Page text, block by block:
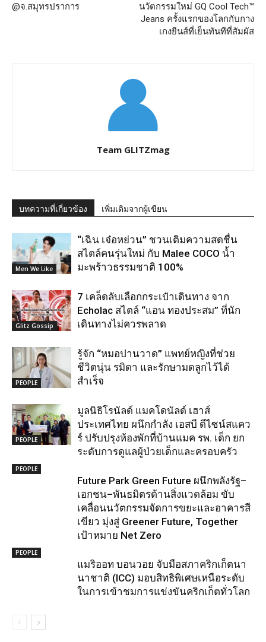
@จ.สมุทรปราการ
นวัตกรรมใหม่ GQ Cool Tech™
Jeans ครั้งแรกของโลกกับกาง
เกงยีนส์ที่เย็นทันทีที่สัมผัส
Team GLITZmag
บทความที่เกี่ยวข้อง เพิ่มเติมจากผู้เขียน
Men We Like
“เฉิน เจ๋อหย่วน” ชวนเติมความสดชื่น
สไตล์คนรุ่นใหม่ กับ Malee COCO น้ำ
มะพร้าวธรรมชาติ 100%
Glitz Gossip
7 เคล็ดลับเลือกกระเป๋าเดินทาง จาก
Echolac สไตล์ “แอน ทองประสม” ที่นัก
เดินทางไม่ควรพลาด
PEOPLE
รู้จัก “หมอปานวาด” แพทย์หญิงที่ช่วย
ชีวิตนุ่น รมิดา และรักษามดลูกไว้ได้
สำเร็จ
PEOPLE
มูลนิธิโรนัลด์ แมคโดนัลด์ เฮาส์
ประเทศไทย ผนึกกำลัง เอสบี ดีไซน์สแคว
ร์ ปรับปรุงห้องพักที่บ้านแมค รพ. เด็ก ยก
ระดับการดูแลผู้ป่วยเด็กและครอบครัว
PEOPLE
Future Park Green Future ผนึกพลังรัฐ–
เอกชน–พันธมิตรด้านสิ่งแวดล้อม ขับ
เคลื่อนนวัตกรรมจัดการขยะและอาคารสี
เขียว มุ่งสู่ Greener Future, Together
เป้าหมาย Net Zero
PEOPLE
แมริออท บอนวอย จับมือสภาคริกเก็ตนา
นาชาติ (ICC) มอบสิทธิพิเศษเหนือระดับ
ในการเข้าชมการแข่งขันคริกเก็ตทั่วโลก